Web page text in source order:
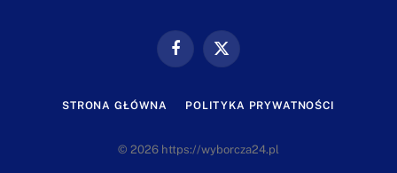
FacebookX
STRONA GŁÓWNA POLITYKA PRYWATNOŚCI
© 2026 https://wyborcza24.pl